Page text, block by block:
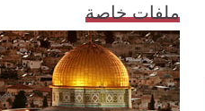
ملفات خاصة